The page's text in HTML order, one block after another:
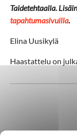
Taidetehtaalla.
tapahtumasivuilla.
Elina Uusikylä
Haastattelu on